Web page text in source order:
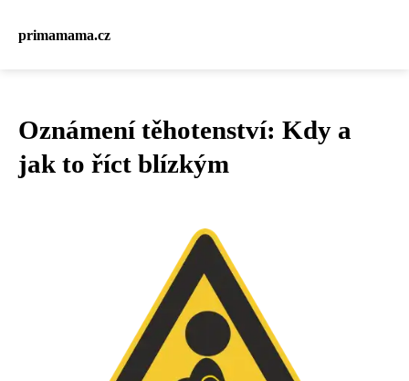
primamama.cz
Oznámení těhotenství: Kdy a
jak to říct blízkým